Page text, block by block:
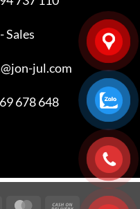
Sales
jul.com
678 648
MasterCardCash